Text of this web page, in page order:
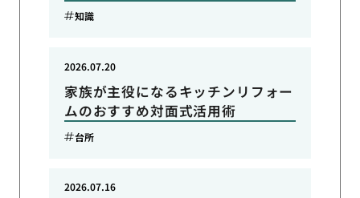
知識
家族が主役になるキッチンリフォー
ムのおすすめ対面式活用術
2026.07.20
台所
2026.07.16